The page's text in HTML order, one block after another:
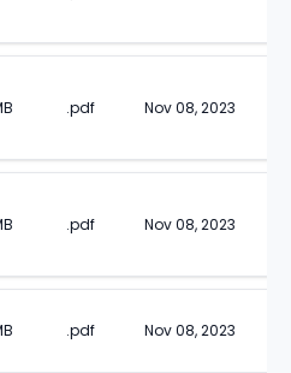
.pdf Nov 08, 2023
.pdf Nov 08, 2023
.pdf Nov 08, 2023